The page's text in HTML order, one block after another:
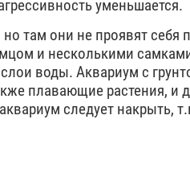
уменьшается.
там они не проявят себя
и несколькими
воды. Аквариум с
плавающие растения, и
следует накрыть,